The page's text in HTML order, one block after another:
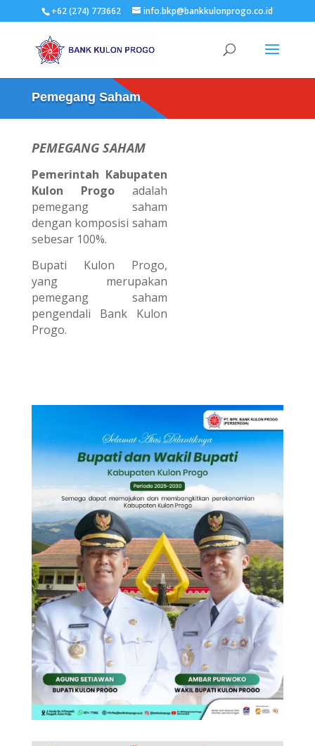
+62 (274) 773662 info.bkp@bankkulonprogo.co.id
Pemegang Saham
PEMEGANG SAHAM
Pemerintah Kabupaten
Kulon Progoadalah
pemegang saham
dengan komposisi saham
sebesar 100%.
Bupati Kulon Progo,
yang merupakan
pemegang saham
pengendali Bank Kulon
Progo.